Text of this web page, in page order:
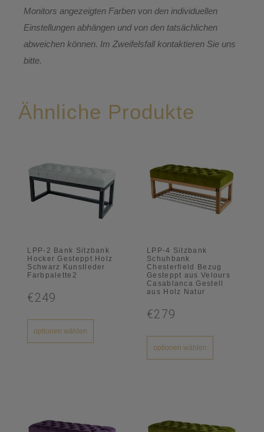
Monitors angezeigten Farben von den individuellen
Einstellungen abhängen und von den tatsächlichen
abweichen können. Im Zweifelsfall kontaktieren Sie uns
bitte.
Ähnliche Produkte
LPP-2 Bank Sitzbank
Hocker Gesteppt Holz
Schwarz Kunstleder
Farbpalette2
€249
optionen wählen
LPP-4 Sitzbank
Schuhbank
Chesterfield Bezug
Gesteppt aus Velours
Casablanca Gestell
aus Holz Natur
€279
optionen wählen